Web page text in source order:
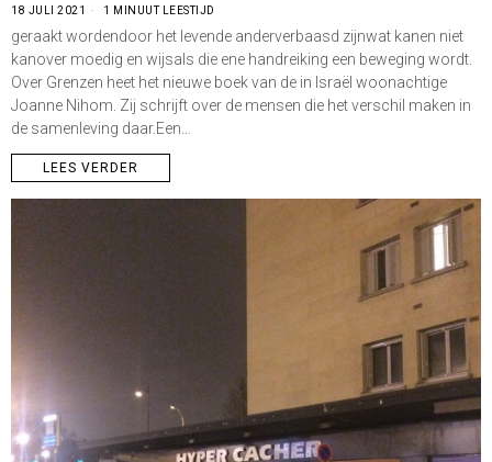
18 JULI 2021 1 MINUUT LEESTIJD
geraakt wordendoor het levende anderverbaasd zijnwat kanen niet
kanover moedig en wijsals die ene handreiking een beweging wordt.
Over Grenzen heet het nieuwe boek van de in Israël woonachtige
Joanne Nihom. Zij schrijft over de mensen die het verschil maken in
de samenleving daar.Een…
LEES VERDER